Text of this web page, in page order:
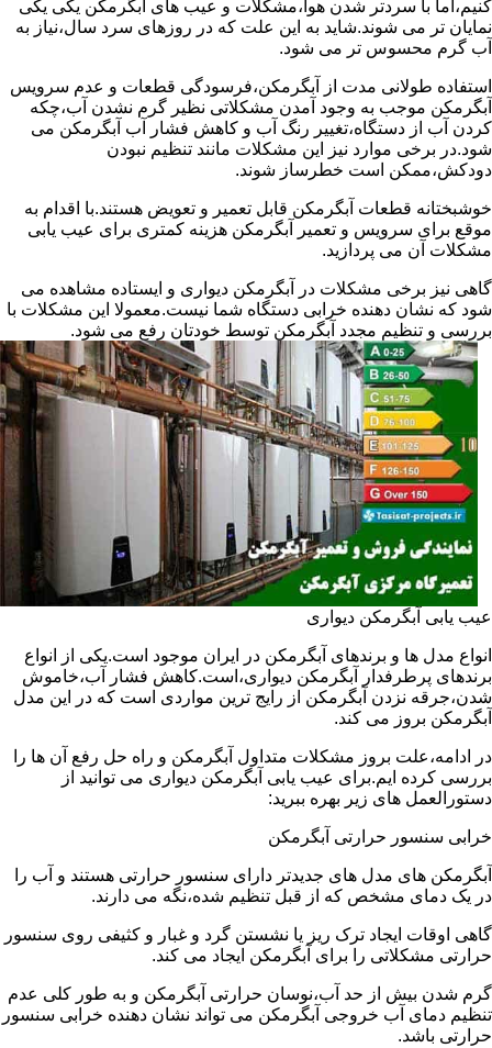
کنیم،اما با سردتر شدن هوا،مشکلات و عیب های آبگرمکن یکی یکی
نمایان تر می شوند.شاید به این علت که در روزهای سرد سال،نیاز به
آب گرم محسوس تر می شود.
استفاده طولانی مدت از آبگرمکن،فرسودگی قطعات و عدم سرویس
آبگرمکن موجب به وجود آمدن مشکلاتی نظیر گرم نشدن آب،چکه
کردن آب از دستگاه،تغییر رنگ آب و کاهش فشار آب آبگرمکن می
شود.در برخی موارد نیز این مشکلات مانند تنظیم نبودن
دودکش،ممکن است خطرساز شوند.
خوشبختانه قطعات آبگرمکن قابل تعمیر و تعویض هستند.با اقدام به
موقع برای سرویس و تعمیر آبگرمکن هزینه کمتری برای عیب یابی
مشکلات آن می پردازید.
گاهی نیز برخی مشکلات در آبگرمکن دیواری و ایستاده مشاهده می
شود که نشان دهنده خرابی دستگاه شما نیست.معمولا این مشکلات با
بررسی و تنظیم مجدد آبگرمکن توسط خودتان رفع می شود.
عیب یابی آبگرمکن دیواری
انواع مدل ها و برندهای آبگرمکن در ایران موجود است.یکی از انواع
برندهای پرطرفدار آبگرمکن دیواری،است.کاهش فشار آب،خاموش
شدن،جرقه نزدن آبگرمکن از رایج ترین مواردی است که در این مدل
آبگرمکن بروز می کند.
در ادامه،علت بروز مشکلات متداول آبگرمکن و راه حل رفع آن ها را
بررسی کرده ایم.برای عیب یابی آبگرمکن دیواری می توانید از
دستورالعمل های زیر بهره ببرید:
خرابی سنسور حرارتی آبگرمکن
آبگرمکن های مدل های جدیدتر دارای سنسور حرارتی هستند و آب را
در یک دمای مشخص که از قبل تنظیم شده،نگه می دارند.
گاهی اوقات ایجاد ترک ریز یا نشستن گرد و غبار و کثیفی روی سنسور
حرارتی مشکلاتی را برای آبگرمکن ایجاد می کند.
گرم شدن بیش از حد آب،نوسان حرارتی آبگرمکن و به طور کلی عدم
تنظیم دمای آب خروجی آبگرمکن می تواند نشان دهنده خرابی سنسور
حرارتی باشد.